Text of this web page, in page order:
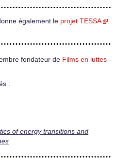
également le projet TESSA
fondateur de Films en luttes
:
of energy transitions and